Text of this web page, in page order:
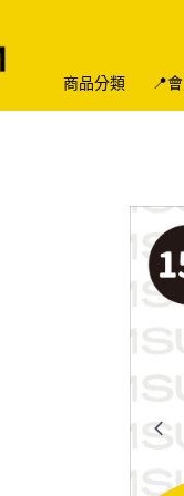
商品分類 📍